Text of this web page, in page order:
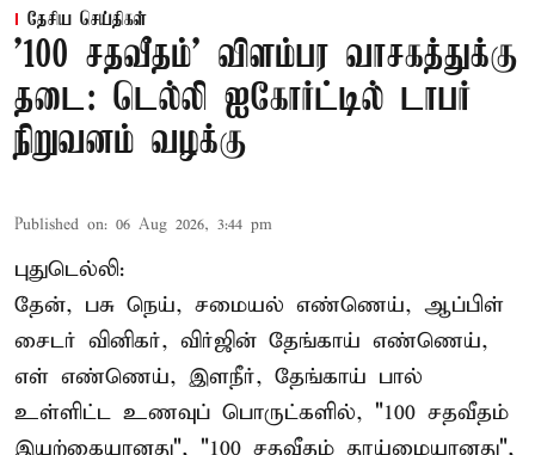
தேசிய செய்திகள்
'100 சதவீதம்' விளம்பர வாசகத்துக்கு
தடை: டெல்லி ஐகோர்ட்டில் டாபர்
நிறுவனம் வழக்கு
Published on: 06 Aug 2026, 3:44 pm
புதுடெல்லி:
தேன், பசு நெய், சமையல் எண்ணெய், ஆப்பிள்
சைடர் வினிகர், விர்ஜின் தேங்காய் எண்ணெய்,
எள் எண்ணெய், இளநீர், தேங்காய் பால்
உள்ளிட்ட உணவுப் பொருட்களில், "100 சதவீதம்
இயற்கையானது", "100 சதவீதம் தூய்மையானது",